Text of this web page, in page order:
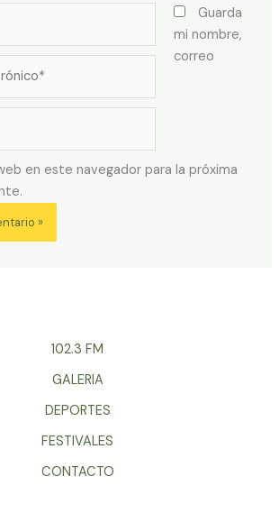
Guarda
mi nombre,
correo
en este navegador para la próxima
102.3 FM
GALERIA
DEPORTES
FESTIVALES
CONTACTO